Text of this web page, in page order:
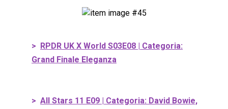
> RPDR UK X World S03E08 | Categoria:
Grand Finale Eleganza
> All Stars 11 E09 | Categoria: David Bowie,